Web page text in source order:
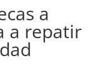
a
a repatir